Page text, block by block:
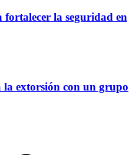
la seguridad en
la extorsión con un grupo